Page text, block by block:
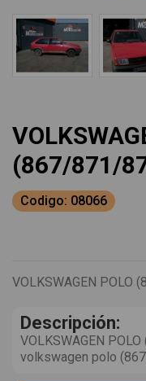
(867/871/
Codigo: 08066
VOLKSWAGEN POLO
Descripción:
VOLKSWAGEN
volkswagen polo